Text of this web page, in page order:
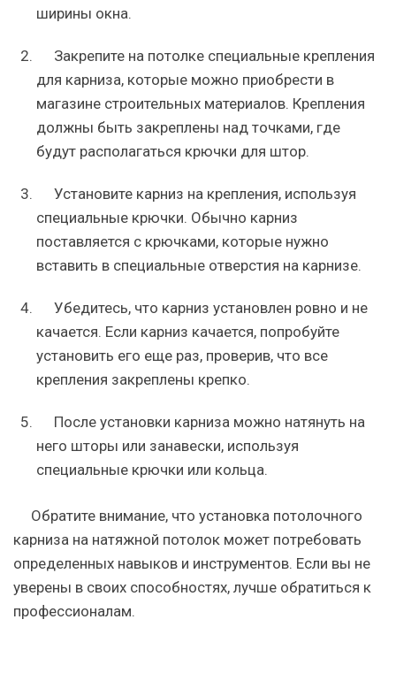
ширины окна.
Закрепите на потолке специальные крепления
для карниза, которые можно приобрести в
магазине строительных материалов. Крепления
должны быть закреплены над точками, где
будут располагаться крючки для штор.
Установите карниз на крепления, используя
специальные крючки. Обычно карниз
поставляется с крючками, которые нужно
вставить в специальные отверстия на карнизе.
Убедитесь, что карниз установлен ровно и не
качается. Если карниз качается, попробуйте
установить его еще раз, проверив, что все
крепления закреплены крепко.
После установки карниза можно натянуть на
него шторы или занавески, используя
специальные крючки или кольца.
Обратите внимание, что установка потолочного
карниза на натяжной потолок может потребовать
определенных навыков и инструментов. Если вы не
уверены в своих способностях, лучше обратиться к
профессионалам.